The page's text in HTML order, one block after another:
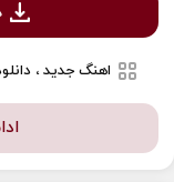
اهنگ جدید ،